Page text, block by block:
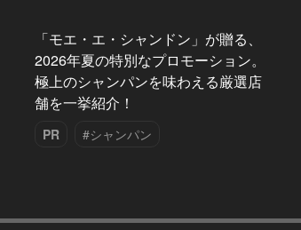
「モエ・エ・シャンドン」が贈る、
2026年夏の特別なプロモーション。
極上のシャンパンを味わえる厳選店
舗を一挙紹介！
PR #シャンパン